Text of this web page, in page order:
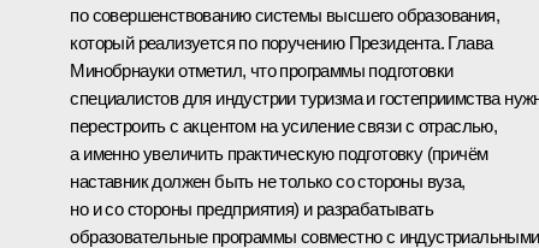
по совершенствованию системы высшего образования,
который реализуется по поручению Президента. Глава
Минобрнауки отметил, что программы подготовки
специалистов для индустрии туризма и гостеприимства
перестроить с акцентом на усиление связи с отраслью,
а именно увеличить практическую подготовку (причём
наставник должен быть не только со стороны вуза,
но и со стороны предприятия) и разрабатывать
образовательные программы совместно с индустриальными